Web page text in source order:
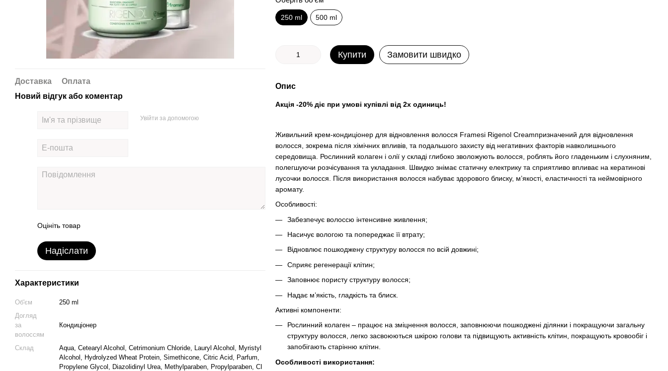
Доставка
Оплата
Новий відгук або коментар
Увійти за допомогою
Оцініть товар
Надіслати
Характеристики
Об'єм
250 ml
Догляд
за
волоссям
Кондиціонер
Склад
Aqua, Cetearyl Alcohol, Cetrimonium Chloride, Lauryl Alcohol, Myristyl
Alcohol, Hydrolyzed Wheat Protein, Simethicone, Citric Acid, Parfum,
Propylene Glycol, Diazolidinyl Urea, Methylparaben, Propylparaben, CI
250 ml 500 ml
Купити Замовити швидко
Опис
Акція -20% діє при умові купівлі від 2х одиниць!
Живильний крем-кондиціонер для відновлення волосся Framesi Rigenol Creamпризначений для відновлення
волосся, зокрема після хімічних впливів, та подальшого захисту від негативних факторів навколишнього
середовища. Рослинний колаген і олії у складі глибоко зволожують волосся, роблять його гладеньким і слухняним,
полегшуючи розчісування та укладання. Швидко знімає статичну електрику та сприятливо впливає на кератинові
лусочки волосся. Після використання волосся набуває здорового блиску, м’якості, еластичності та неймовірного
аромату.
Особливості:
Забезпечує волоссю інтенсивне живлення;
Насичує вологою та попереджає її втрату;
Відновлює пошкоджену структуру волосся по всій довжині;
Сприяє регенерації клітин;
Заповнює пористу структуру волосся;
Надає м’якість, гладкість та блиск.
Активні компоненти:
Рослинний колаген – працює на зміцнення волосся, заповнюючи пошкоджені ділянки і покращуючи загальну
структуру волосся, легко засвоюються шкірою голови та підвищують активність клітин, покращують кровообіг і
запобігають старінню клітин.
Особливості використання: